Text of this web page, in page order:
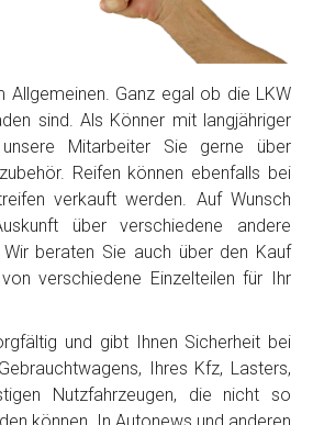
Allgemeinen. Ganz egal ob die LKW
sind. Als Könner mit langjähriger
unsere Mitarbeiter Sie gerne über
Reifen können ebenfalls bei
verkauft werden. Auf Wunsch
über verschiedene andere
Wir beraten Sie auch über den Kauf
verschiedene Einzelteilen für Ihr
und gibt Ihnen Sicherheit bei
Ihres Kfz, Lasters,
Nutzfahrzeugen, die nicht so